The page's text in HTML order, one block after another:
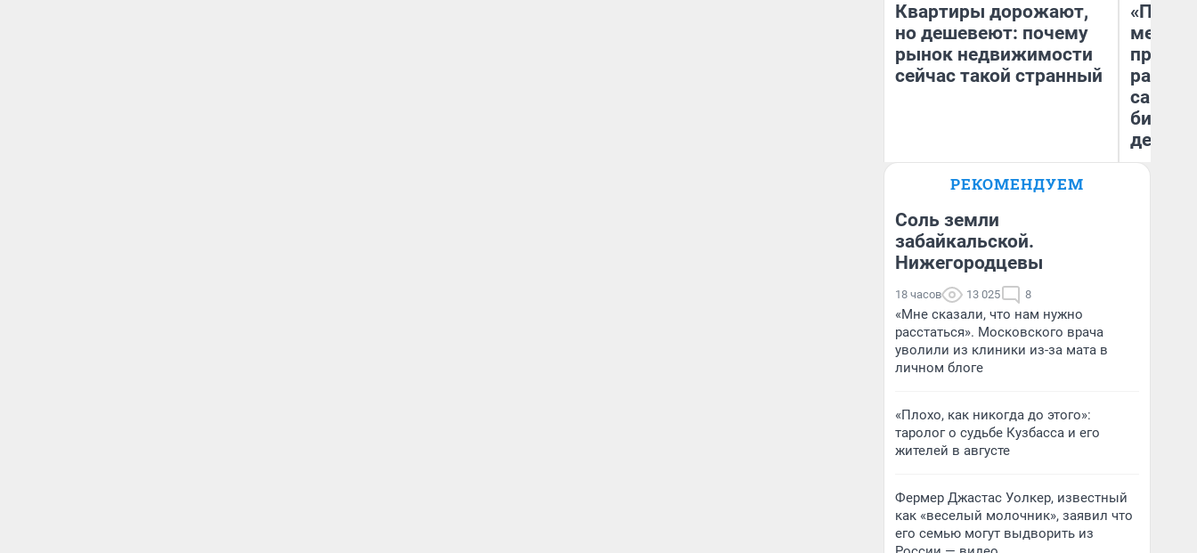
Квартиры дорожают,
но дешевеют: почему
рынок недвижимости
сейчас такой странный
Екатерина Торопова
недвижимости
самом
РЕКОМЕНДУЕМ
Соль земли
забайкальской.
Нижегородцевы
18 часов 13 025 8
«Мне сказали, что нам нужно
расстаться». Московского врача
уволили из клиники из-за мата в
личном блоге
«Плохо, как никогда до этого»:
таролог о судьбе Кузбасса и его
жителей в августе
Фермер Джастас Уолкер, известный
как «веселый молочник», заявил что
его семью могут выдворить из